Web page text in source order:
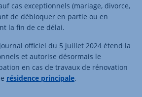
cas exceptionnels (mariage, divorce,
de débloquer en partie ou en
la fin de ce délai.
officiel du 5 juillet 2024 étend la
et autorise désormais le
en cas de travaux de rénovation
résidence principale.